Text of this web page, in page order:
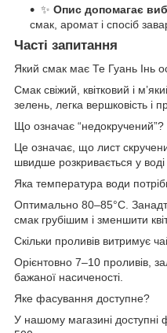
✨ Опис допомагає
смак, аромат і спосіб
Часті запитання
Який смак має Те Гуань Інь
Смак свіжий, квітковий і
зелень, легка вершковість і
Що означає “недокручений”?
Це означає, що лист
швидше розкривається у
Яка температура води
Оптимально 80–85°C.
смак грубішим і зменшити
Скільки проливів витримує
Орієнтовно 7–10 проливів,
бажаної насиченості.
Яке фасування доступне?
У нашому магазині доступні